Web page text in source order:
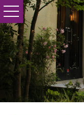
toggle
navigation